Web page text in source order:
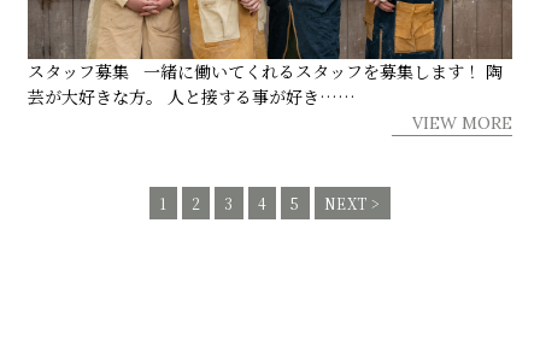
スタッフ募集 一緒に働いてくれるスタッフを募集します！ 陶
芸が大好きな方。 人と接する事が好き……
VIEW MORE
1 2 3 4 5 NEXT >